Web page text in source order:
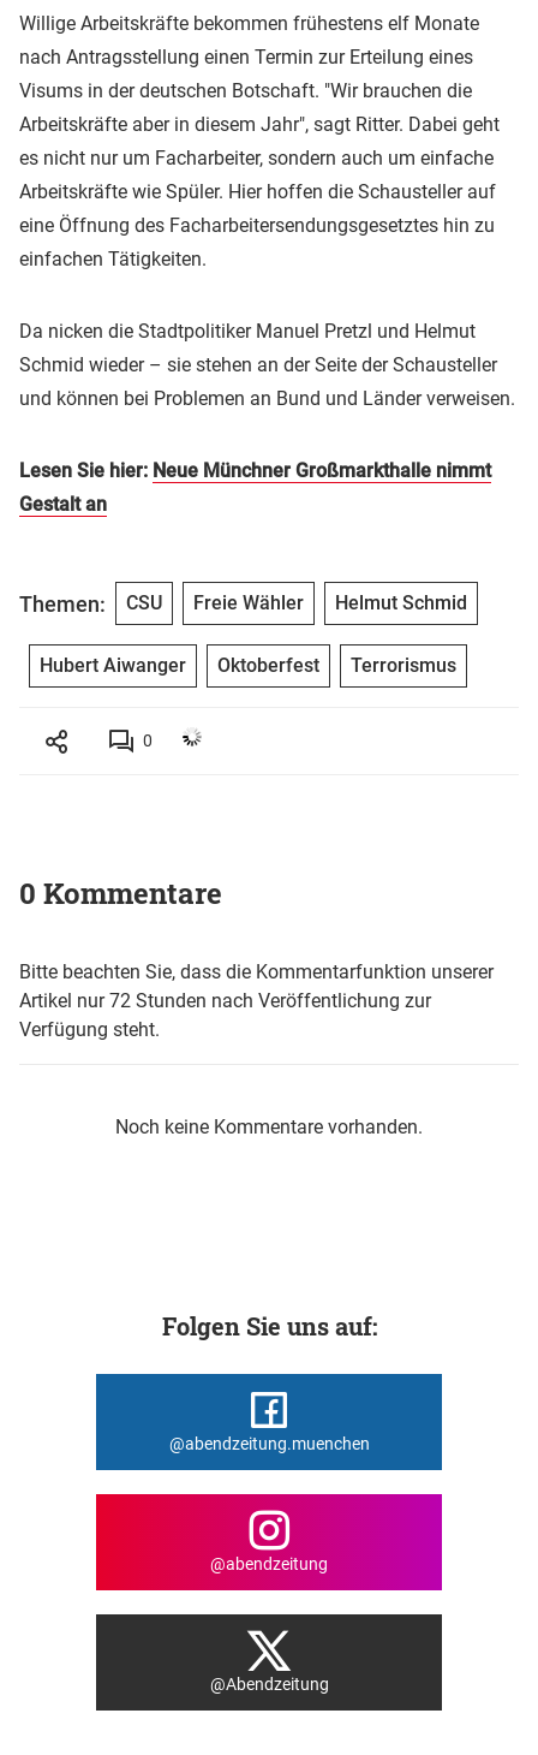
Willige Arbeitskräfte bekommen frühestens elf Monate
nach Antragsstellung einen Termin zur Erteilung eines
Visums in der deutschen Botschaft. "Wir brauchen die
Arbeitskräfte aber in diesem Jahr", sagt Ritter. Dabei geht
es nicht nur um Facharbeiter, sondern auch um einfache
Arbeitskräfte wie Spüler. Hier hoffen die Schausteller auf
eine Öffnung des Facharbeitersendungsgesetztes hin zu
einfachen Tätigkeiten.
Da nicken die Stadtpolitiker Manuel Pretzl und Helmut
Schmid wieder – sie stehen an der Seite der Schausteller
und können bei Problemen an Bund und Länder verweisen.
Lesen Sie hier: Neue Münchner Großmarkthalle nimmt
Gestalt an
Themen: CSU Freie Wähler Helmut Schmid
Hubert Aiwanger Oktoberfest Terrorismus
0
0 Kommentare
Bitte beachten Sie, dass die Kommentarfunktion unserer
Artikel nur 72 Stunden nach Veröffentlichung zur
Verfügung steht.
Noch keine Kommentare vorhanden.
Folgen Sie uns auf:
@abendzeitung.muenchen
@abendzeitung
@Abendzeitung